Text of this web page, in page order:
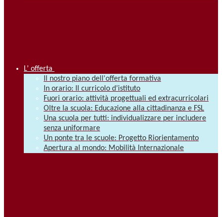
L’ offerta
Il nostro piano dell'offerta formativa
In orario: Il curricolo d’istituto
Fuori orario: attività progettuali ed extracurricolari
Oltre la scuola: Educazione alla cittadinanza e FSL
Una scuola per tutti: individualizzare per includere
senza uniformare
Un ponte tra le scuole: Progetto Riorientamento
Apertura al mondo: Mobilità Internazionale